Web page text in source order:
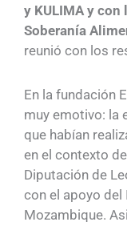
y KULIMA y con
Soberanía
reunió con los
En la fundación
muy emotivo: la
que habían
en el contexto
Diputación de
con el apoyo
Mozambique.